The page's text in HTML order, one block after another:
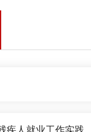
疾人就业工作实践